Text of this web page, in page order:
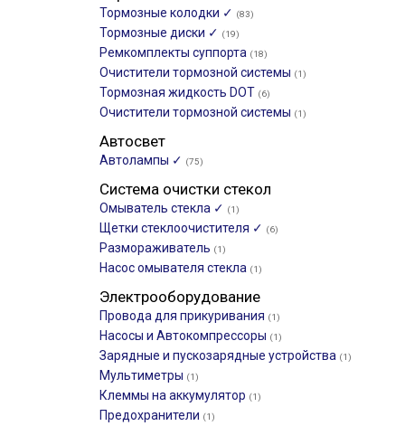
Тормозные колодки ✓ (83)
Тормозные диски ✓ (19)
Ремкомплекты суппорта (18)
Очистители тормозной системы (1)
Тормозная жидкость DOT (6)
Очистители тормозной системы (1)
Автосвет
Автолампы ✓ (75)
Система очистки стекол
Омыватель стекла ✓ (1)
Щетки стеклоочистителя ✓ (6)
Размораживатель (1)
Насос омывателя стекла (1)
Электрооборудование
Провода для прикуривания (1)
Насосы и Автокомпрессоры (1)
Зарядные и пускозарядные устройства (1)
Мультиметры (1)
Клеммы на аккумулятор (1)
Предохранители (1)